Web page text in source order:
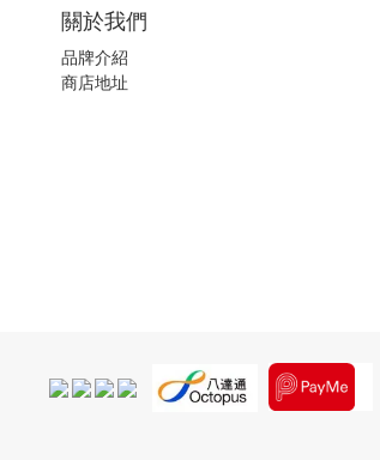
關於我們
品牌介紹
商店地址